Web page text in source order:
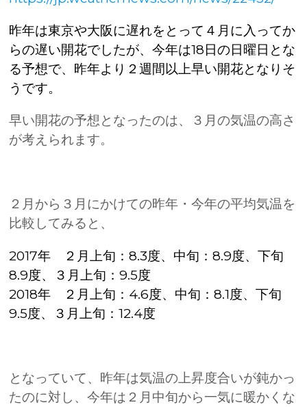
昨年は東京や大阪に遅れをとって４月に入ってか
らの遅い開花でしたが、今年は18日の日曜日とな
る予想で、昨年より２週間以上早い開花となりそ
うです。
早い開花の予想となったのは、３月の気温の高さ
が考えられます。
２月から３月にかけての昨年・今年の平均気温を
比較してみると、
2017年 ２月上旬：8.3度、中旬：8.9度、下旬
8.9度、３月上旬：9.5度
2018年 ２月上旬： 4.6度、中旬：8.1度、下旬
9.5度、３月上旬：12.4度
となっていて、昨年は気温の上昇度合いが鈍かっ
たのに対し、今年は２月中旬から一気に暖かくな